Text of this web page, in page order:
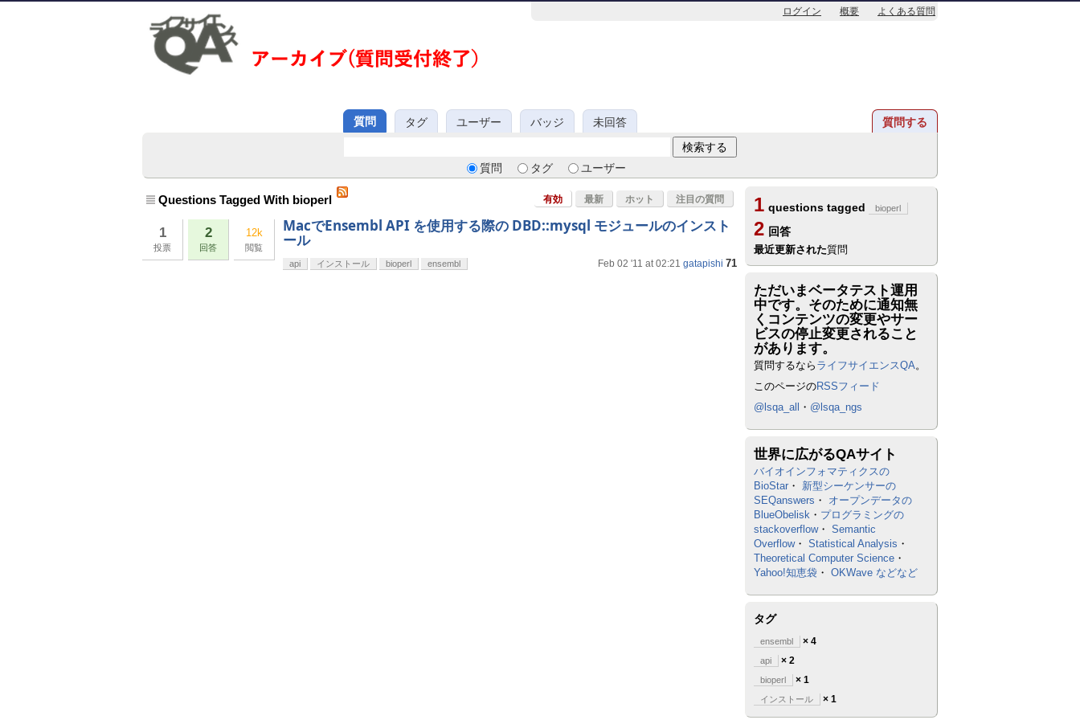
ログイン 概要 よくある質問
質問 タグ ユーザー バッジ 未回答 質問する
質問 タグ ユーザー
Questions Tagged With bioperl 有効 最新 ホット 注目の質問
1
投票
2
回答
12k
閲覧
MacでEnsembl API を使用する際の DBD::mysql モジュールのインスト
ール
Feb 02 '11 at 02:21 gatapishi 71
api インストール bioperl ensembl
1 questions tagged bioperl
2 回答
最近更新された質問
ただいまベータテスト運用
中です。そのために通知無
くコンテンツの変更やサー
ビスの停止変更されること
があります。
質問するなら ライフサイエンスQA。
このページのRSSフィード
@lsqa_all
・ @lsqa_ngs
世界に広がるQAサイト
バイオインフォマティクスの
BioStar ・ 新型シーケンサーの
SEQanswers ・ オープンデータの
BlueObelisk ・ プログラミングの
stackoverflow・ Semantic
Overflow・ Statistical Analysis ・
Theoretical Computer Science ・
Yahoo!知恵袋 ・ OKWave などなど
タグ
ensembl × 4
api × 2
bioperl × 1
インストール × 1